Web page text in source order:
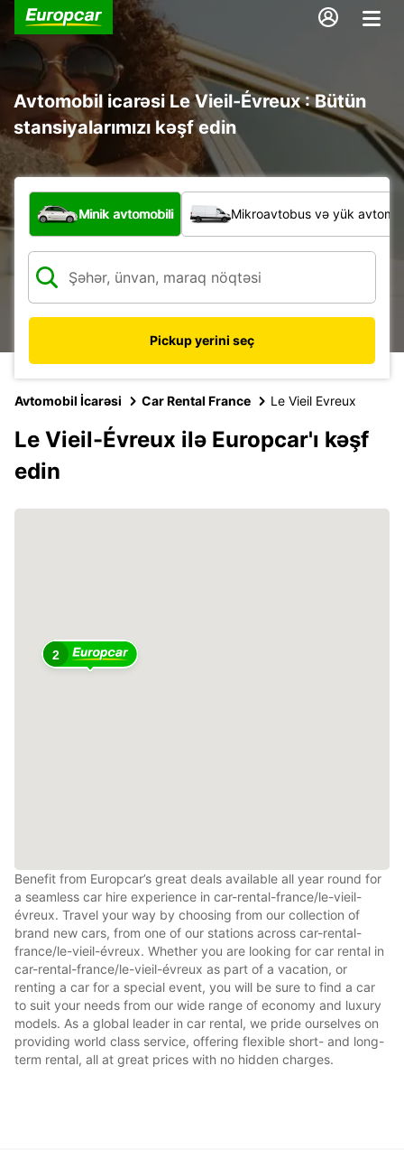
Avtomobil icarəsi Le Vieil-Évreux : Bütün
stansiyalarımızı kəşf edin
Hansı növ nəqliyyat vasitəsi?
Minik avtomobili Mikroavtobus və yük
Pickup yerini seç
Avtomobil İcarəsi Car Rental France Le Vieil Evreux
Le Vieil-Évreux ilə Europcar'ı kəşf
edin
2
Benefit from Europcar’s great deals available all year round for
a seamless car hire experience in car-rental-france/le-vieil-
évreux. Travel your way by choosing from our collection of
brand new cars, from one of our stations across car-rental-
france/le-vieil-évreux. Whether you are looking for car rental in
car-rental-france/le-vieil-évreux as part of a vacation, or
renting a car for a special event, you will be sure to find a car
to suit your needs from our wide range of economy and luxury
models. As a global leader in car rental, we pride ourselves on
providing world class service, offering flexible short- and long-
term rental, all at great prices with no hidden charges.